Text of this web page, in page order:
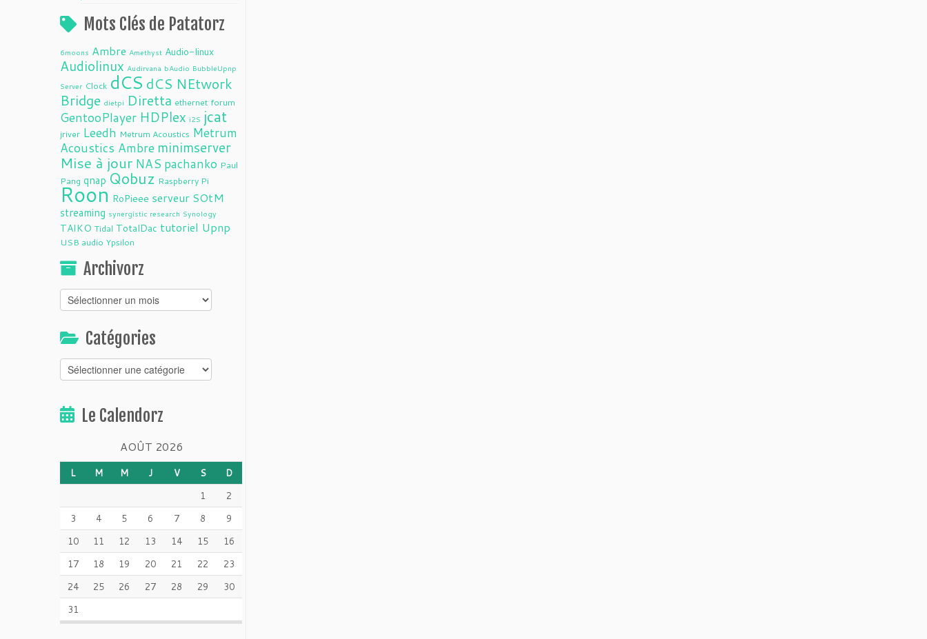
Mots Clés de Patatorz
6moons Ambre Amethyst Audio-linux
Audiolinux Audirvana bAudio BubbleUpnp
Server Clock dCS dCS NEtwork
Bridge dietpi Diretta ethernet forum
GentooPlayer HDPlex i2S jcat
jriver Leedh Metrum Acoustics Metrum
Acoustics Ambre minimserver
Mise à jour NAS pachanko Paul
Pang qnap Qobuz Raspberry Pi
Roon RoPieee serveur SOtM
streaming synergistic research Synology
TAIKO Tidal TotalDac tutoriel Upnp
USB audio Ypsilon
Archivorz
Archivorz
Catégories
Catégories
Le Calendorz
AOÛT 2026
L M M J V S
D
1
2
3
4 5 6 7 8
9
10
11 12 13 14 15
16
17
18 19 20 21 22
23
24
25 26 27 28 29
30
31